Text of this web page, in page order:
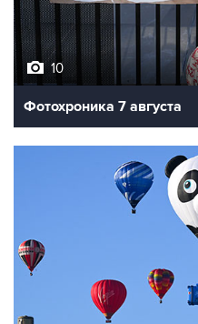
10
Фотохроника 7 августа